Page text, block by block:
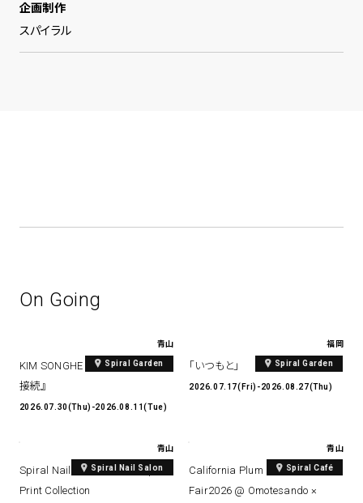
企画制作
スパイラル
On Going
青山
Spiral Garden
KIM SONGHE EXHIBITION 『愛と
接続』
2026.07.30(Thu)-2026.08.11(Tue)
福岡
Spiral Garden
「いつもと」
2026.07.17(Fri)-2026.08.27(Thu)
青山
Spiral Nail Salon
Spiral Nail Salon Art #14 Spiral
Print Collection
青山
Spiral Café
California Plum & Nectarine
Fair2026 @ Omotesando ×